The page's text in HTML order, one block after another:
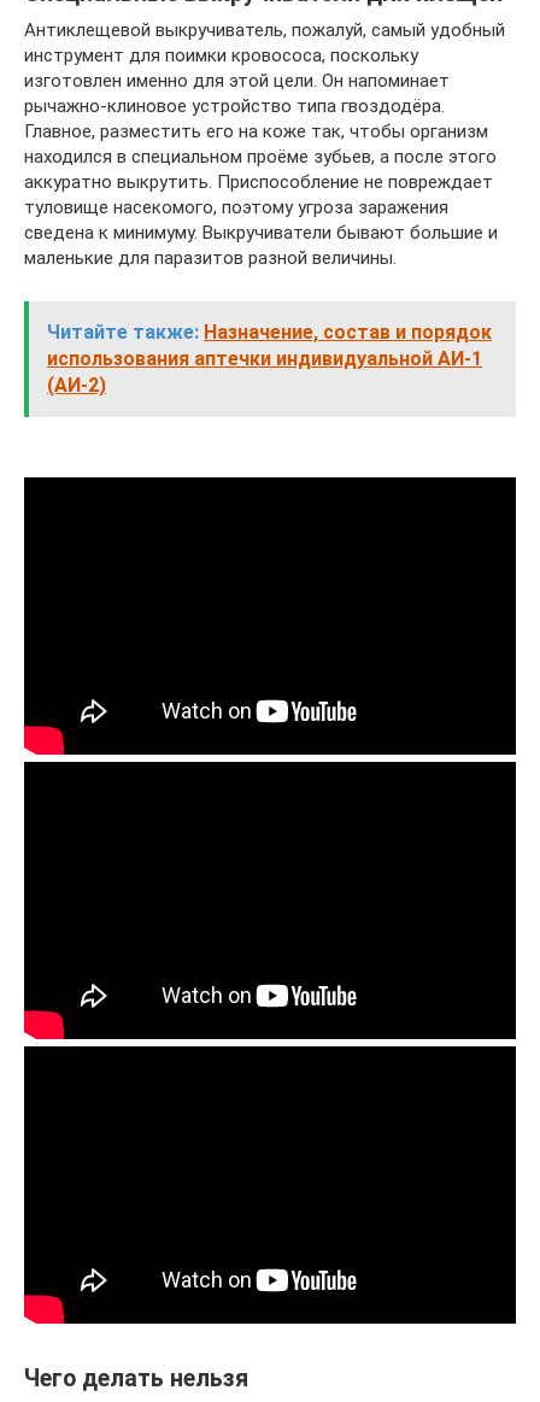
Антиклещевой выкручиватель, пожалуй, самый удобный
инструмент для поимки кровососа, поскольку
изготовлен именно для этой цели. Он напоминает
рычажно-клиновое устройство типа гвоздодёра.
Главное, разместить его на коже так, чтобы организм
находился в специальном проёме зубьев, а после этого
аккуратно выкрутить. Приспособление не повреждает
туловище насекомого, поэтому угроза заражения
сведена к минимуму. Выкручиватели бывают большие и
маленькие для паразитов разной величины.
Читайте также: Назначение, состав и порядок
использования аптечки индивидуальной АИ-1
(АИ-2)
Чего делать нельзя